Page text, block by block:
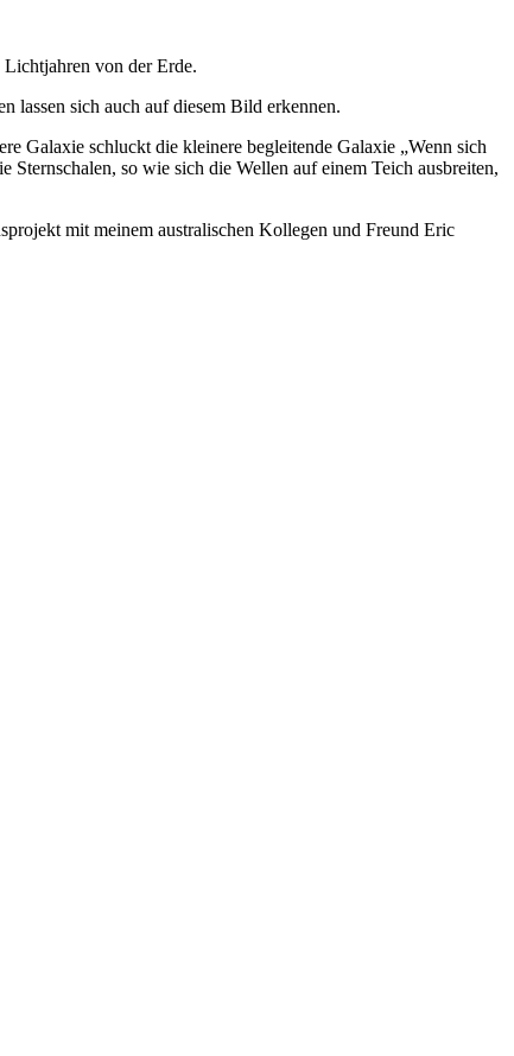
von der Erde.
lassen sich auch auf diesem Bild erkennen.
Galaxie schluckt die kleinere begleitende Galaxie „Wenn sich
Sternschalen, so wie sich die Wellen auf einem Teich ausbreiten,
mit meinem australischen Kollegen und Freund Eric